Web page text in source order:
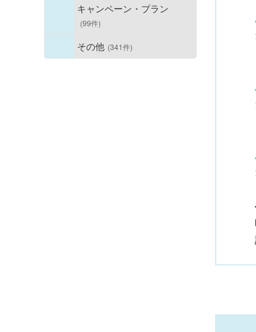
キャンペーン・プラン
(99件)
その他 (341件)